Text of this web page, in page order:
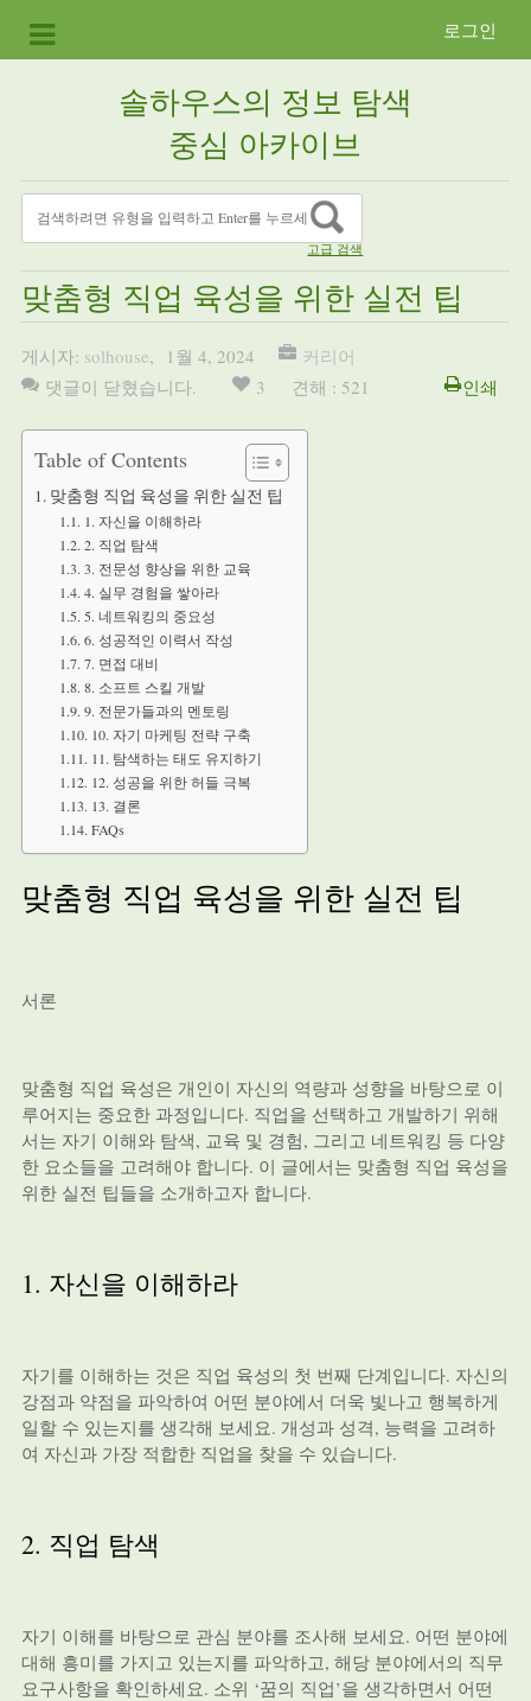
로그인
솔하우스의 정보 탐색
중심 아카이브
고급 검색
맞춤형 직업 육성을 위한 실전 팁
게시자: solhouse, 1월 4, 2024
커리어
댓글이 닫혔습니다.
3 견해 : 521 인쇄
Table of Contents
맞춤형 직업 육성을 위한 실전 팁
1. 자신을 이해하라
2. 직업 탐색
3. 전문성 향상을 위한 교육
4. 실무 경험을 쌓아라
5. 네트워킹의 중요성
6. 성공적인 이력서 작성
7. 면접 대비
8. 소프트 스킬 개발
9. 전문가들과의 멘토링
10. 자기 마케팅 전략 구축
11. 탐색하는 태도 유지하기
12. 성공을 위한 허들 극복
13. 결론
FAQs
맞춤형 직업 육성을 위한 실전 팁
서론
맞춤형 직업 육성은 개인이 자신의 역량과 성향을 바탕으로 이
루어지는 중요한 과정입니다. 직업을 선택하고 개발하기 위해
서는 자기 이해와 탐색, 교육 및 경험, 그리고 네트워킹 등 다양
한 요소들을 고려해야 합니다. 이 글에서는 맞춤형 직업 육성을
위한 실전 팁들을 소개하고자 합니다.
1. 자신을 이해하라
자기를 이해하는 것은 직업 육성의 첫 번째 단계입니다. 자신의
강점과 약점을 파악하여 어떤 분야에서 더욱 빛나고 행복하게
일할 수 있는지를 생각해 보세요. 개성과 성격, 능력을 고려하
여 자신과 가장 적합한 직업을 찾을 수 있습니다.
2. 직업 탐색
자기 이해를 바탕으로 관심 분야를 조사해 보세요. 어떤 분야에
대해 흥미를 가지고 있는지를 파악하고, 해당 분야에서의 직무
요구사항을 확인하세요. 소위 ‘꿈의 직업’을 생각하면서 어떤